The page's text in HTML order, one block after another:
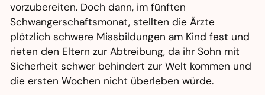
vorzubereiten. Doch dann, im fünften
Schwangerschaftsmonat, stellten die Ärzte
plötzlich schwere Missbildungen am Kind fest und
rieten den Eltern zur Abtreibung, da ihr Sohn mit
Sicherheit schwer behindert zur Welt kommen und
die ersten Wochen nicht überleben würde.